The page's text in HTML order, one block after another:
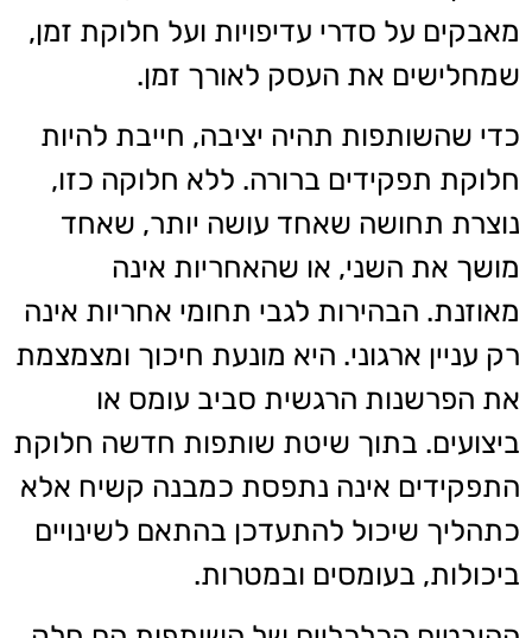
מאבקים על סדרי עדיפויות ועל חלוקת זמן,
שמחלישים את העסק לאורך זמן.
כדי שהשותפות תהיה יציבה, חייבת להיות
חלוקת תפקידים ברורה. ללא חלוקה כזו,
נוצרת תחושה שאחד עושה יותר, שאחד
מושך את השני, או שהאחריות אינה
מאוזנת. הבהירות לגבי תחומי אחריות אינה
רק עניין ארגוני. היא מונעת חיכוך ומצמצמת
את הפרשנות הרגשית סביב עומס או
ביצועים. בתוך שיטת שותפות חדשה חלוקת
התפקידים אינה נתפסת כמבנה קשיח אלא
כתהליך שיכול להתעדכן בהתאם לשינויים
ביכולות, בעומסים ובמטרות.